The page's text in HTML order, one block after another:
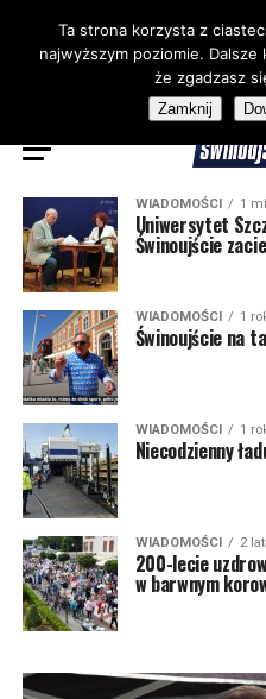
WIADOMOŚCI 1
Uniwersytet
Świnoujście
WIADOMOŚCI 1
Świnoujście na
WIADOMOŚCI 1
Niecodzienny
WIADOMOŚCI 2
200-lecie
w barwnym
Ta strona korzysta z
najwyższym poziomie.
że zgadzasz
Zamknij